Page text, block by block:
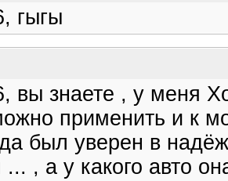
гыгы
вы знаете , у меня
применить и к
был уверен в
... , а у какого авто